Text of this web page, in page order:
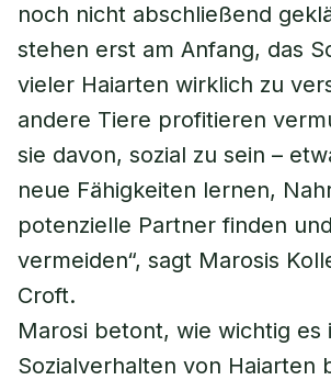
noch nicht abschließend
stehen erst am Anfang, das
vieler Haiarten wirklich zu
andere Tiere profitieren
sie davon, sozial zu sein –
neue Fähigkeiten lernen,
potenzielle Partner finden
vermeiden“, sagt Marosis
Croft.
Marosi betont, wie wichtig es
Sozialverhalten von Haiarten